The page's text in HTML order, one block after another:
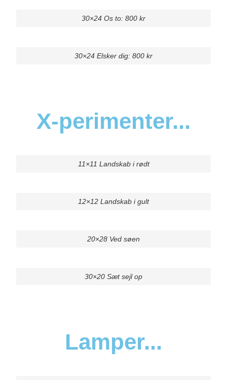
30×24 Os to: 800 kr
30×24 Elsker dig: 800 kr
X-perimenter...
11×11 Landskab i rødt
12×12 Landskab i gult
20×28 Ved søen
30×20 Sæt sejl op
Lamper...